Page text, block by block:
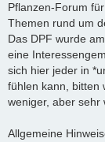
Pflanzen-Forum
Themen rund um
Das DPF wurde
eine
sich hier jeder in
fühlen kann, bitten
weniger, aber sehr
Allgemeine